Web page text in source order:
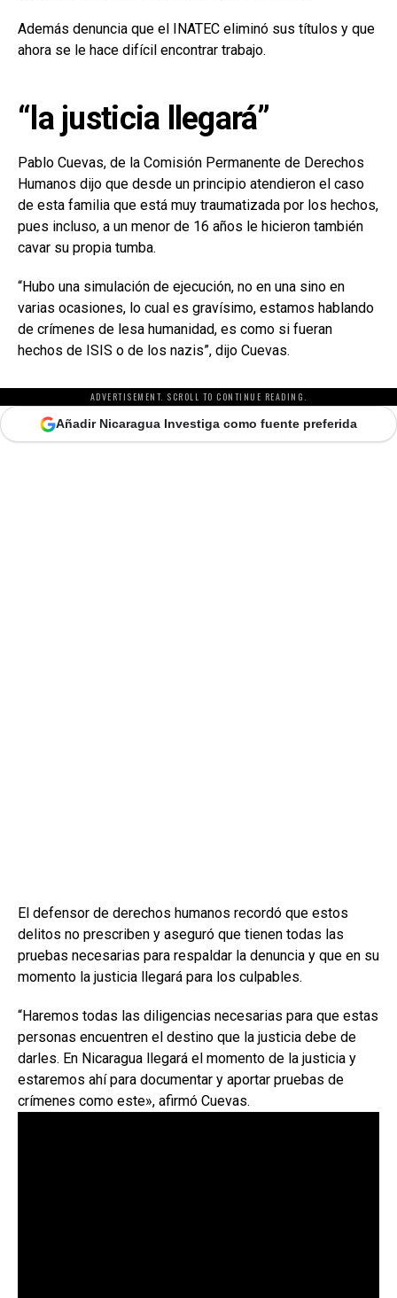
Además denuncia que el INATEC eliminó sus títulos y que
ahora se le hace difícil encontrar trabajo.
“la justicia llegará”
Pablo Cuevas, de la Comisión Permanente de Derechos
Humanos dijo que desde un principio atendieron el caso
de esta familia que está muy traumatizada por los hechos,
pues incluso, a un menor de 16 años le hicieron también
cavar su propia tumba.
“Hubo una simulación de ejecución, no en una sino en
varias ocasiones, lo cual es gravísimo, estamos hablando
de crímenes de lesa humanidad, es como si fueran
hechos de ISIS o de los nazis”, dijo Cuevas.
ADVERTISEMENT. SCROLL TO CONTINUE READING.
Añadir Nicaragua Investiga como fuente preferida
El defensor de derechos humanos recordó que estos
delitos no prescriben y aseguró que tienen todas las
pruebas necesarias para respaldar la denuncia y que en su
momento la justicia llegará para los culpables.
“Haremos todas las diligencias necesarias para que estas
personas encuentren el destino que la justicia debe de
darles. En Nicaragua llegará el momento de la justicia y
estaremos ahí para documentar y aportar pruebas de
crímenes como este», afirmó Cuevas.